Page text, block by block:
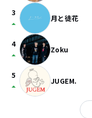
3
arrow_drop_up 月と徒花
4
arrow_drop_up Zoku
5
arrow_drop_up JUGEM.